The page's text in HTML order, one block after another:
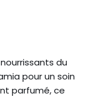
du
pour un soin
parfumé, ce